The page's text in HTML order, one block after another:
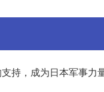
持，成为日本军事力